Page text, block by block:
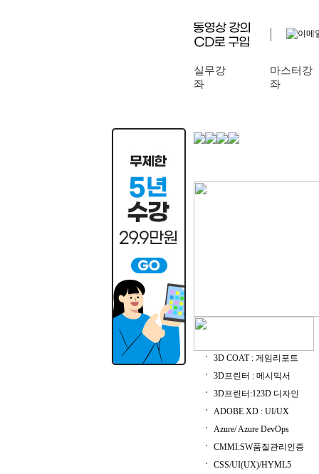
실무강
좌
마스터강
좌
3D COAT : 게임리포트
3D프린터 : 메시믹서
3D프린터:123D 디자인
ADOBE XD : UI/UX
Azure/ Azure DevOps
CMMI:SW품질관리인증
CSS/UI(UX)/HYML5